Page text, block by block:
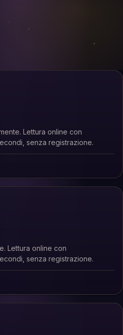
Lettura online con
senza registrazione.
Lettura online con
senza registrazione.